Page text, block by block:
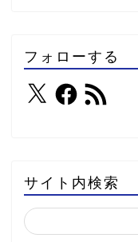
フォローする
サイト内検索